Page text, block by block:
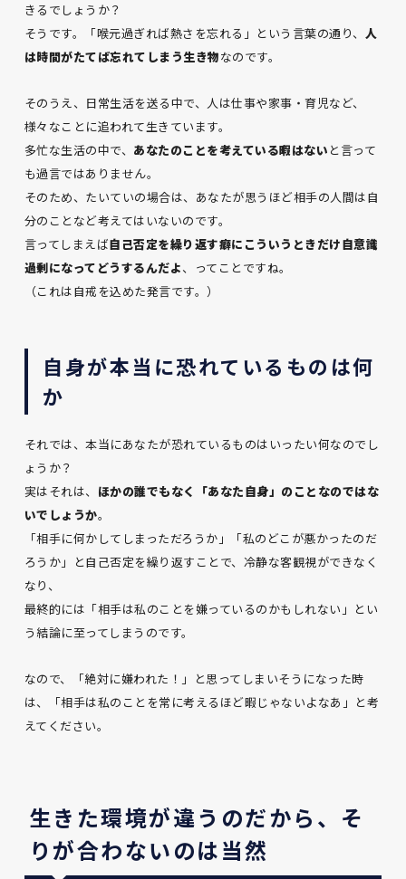
きるでしょうか？
そうです。「喉元過ぎれば熱さを忘れる」という言葉の通り、 人
は時間がたてば忘れてしまう生き物なのです。
そのうえ、日常生活を送る中で、人は仕事や家事・育児など、
様々なことに追われて生きています。
多忙な生活の中で、 あなたのことを考えている暇はない と言って
も過言ではありません。
そのため、たいていの場合は、あなたが思うほど相手の人間は自
分のことなど考えてはいないのです。
言ってしまえば自己否定を繰り返す癖にこういうときだけ自意識
過剰になってどうするんだよ、ってことですね。
（これは自戒を込めた発言です。）
自身が本当に恐れているものは何
か
それでは、本当にあなたが恐れているものはいったい何なのでし
ょうか？
実はそれは、 ほかの誰でもなく「あなた自身」のことなのではな
いでしょうか。
「相手に何かしてしまっただろうか」「私のどこが悪かったのだ
ろうか」と自己否定を繰り返すことで、冷静な客観視ができなく
なり、
最終的には「相手は私のことを嫌っているのかもしれない」とい
う結論に至ってしまうのです。
なので、「絶対に嫌われた！」と思ってしまいそうになった時
は、「相手は私のことを常に考えるほど暇じゃないよなあ」と考
えてください。
生きた環境が違うのだから、そ
りが合わないのは当然